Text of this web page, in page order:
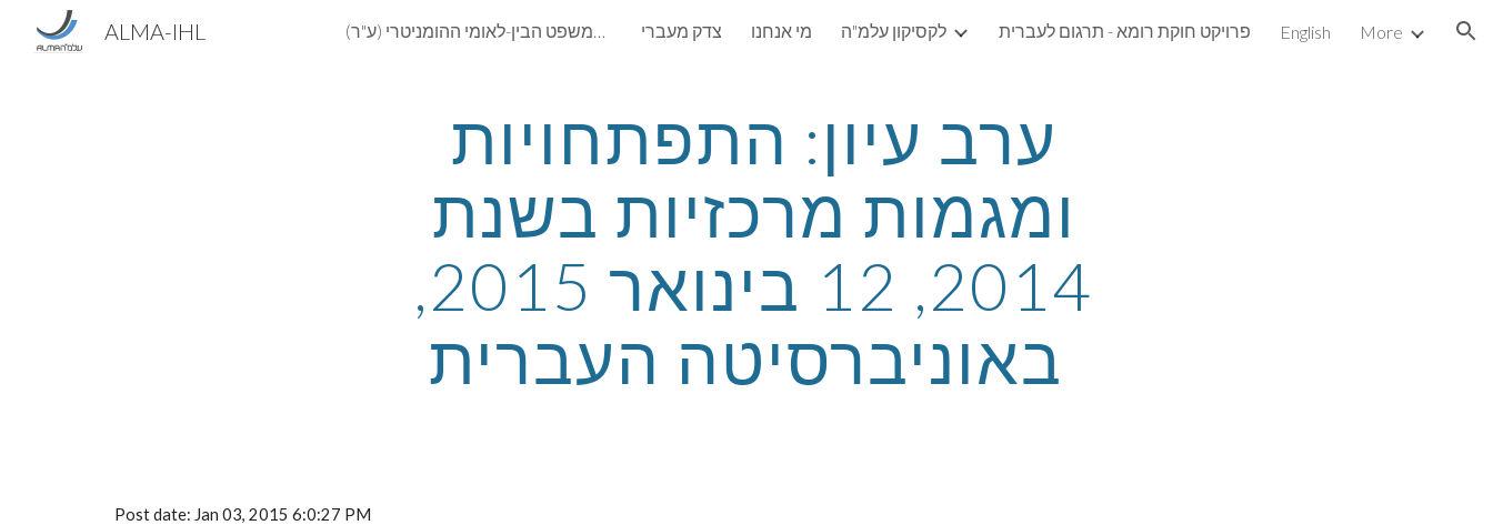
Skip to main content Skip to navigation
ALMA-IHL עלמ"ה: עמותה לקידום המשפט הבין-לאומי ההומניטרי (ע"ר) צדק מעברי מי אנחנו לקסיקון עלמ"ה פרויקט חוקת רומא - תרגום לעברית English More
באוניברסיטה העברית
Post date: Jan 03, 2015 6:0:27 PM